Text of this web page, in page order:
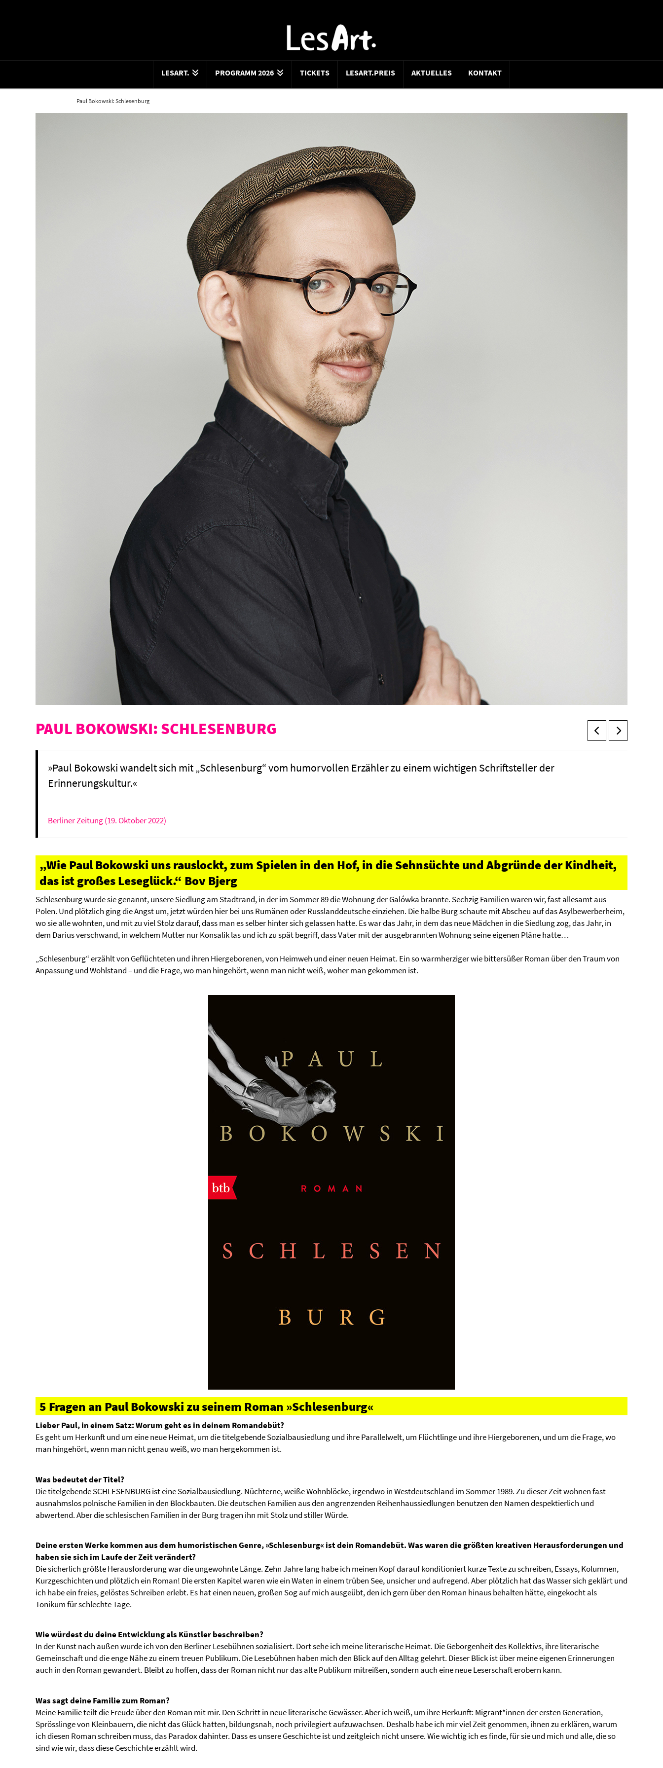
LESART. PROGRAMM 2026 TICKETS LESART.PREIS AKTUELLES KONTAKT
Paul Bokowski: Schlesenburg
PAUL BOKOWSKI: SCHLESENBURG
»Paul Bokowski wandelt sich mit „Schlesenburg“ vom humorvollen Erzähler zu einem wichtigen Schriftsteller der
Erinnerungskultur.«
Berliner Zeitung (19. Oktober 2022)
„Wie Paul Bokowski uns rauslockt, zum Spielen in den Hof, in die Sehnsüchte und Abgründe der Kindheit,
das ist großes Leseglück.“ Bov Bjerg
Schlesenburg wurde sie genannt, unsere Siedlung am Stadtrand, in der im Sommer 89 die Wohnung der Galówka brannte. Sechzig Familien waren wir, fast allesamt aus
Polen. Und plötzlich ging die Angst um, jetzt würden hier bei uns Rumänen oder Russlanddeutsche einziehen. Die halbe Burg schaute mit Abscheu auf das Asylbewerberheim,
wo sie alle wohnten, und mit zu viel Stolz darauf, dass man es selber hinter sich gelassen hatte. Es war das Jahr, in dem das neue Mädchen in die Siedlung zog, das Jahr, in
dem Darius verschwand, in welchem Mutter nur Konsalik las und ich zu spät begriff, dass Vater mit der ausgebrannten Wohnung seine eigenen Pläne hatte…
„Schlesenburg“ erzählt von Geflüchteten und ihren Hiergeborenen, von Heimweh und einer neuen Heimat. Ein so warmherziger wie bittersüßer Roman über den Traum von
Anpassung und Wohlstand – und die Frage, wo man hingehört, wenn man nicht weiß, woher man gekommen ist.
5 Fragen an Paul Bokowski zu seinem Roman »Schlesenburg«
Lieber Paul, in einem Satz: Worum geht es in deinem Romandebüt?
Es geht um Herkunft und um eine neue Heimat, um die titelgebende Sozialbausiedlung und ihre Parallelwelt, um Flüchtlinge und ihre Hiergeborenen, und um die Frage, wo
man hingehört, wenn man nicht genau weiß, wo man hergekommen ist.
Was bedeutet der Titel?
Die titelgebende SCHLESENBURG ist eine Sozialbausiedlung. Nüchterne, weiße Wohnblöcke, irgendwo in Westdeutschland im Sommer 1989. Zu dieser Zeit wohnen fast
ausnahmslos polnische Familien in den Blockbauten. Die deutschen Familien aus den angrenzenden Reihenhaussiedlungen benutzen den Namen despektierlich und
abwertend. Aber die schlesischen Familien in der Burg tragen ihn mit Stolz und stiller Würde.
Deine ersten Werke kommen aus dem humoristischen Genre, »Schlesenburg« ist dein Romandebüt. Was waren die größten kreativen Herausforderungen und
haben sie sich im Laufe der Zeit verändert?
Die sicherlich größte Herausforderung war die ungewohnte Länge. Zehn Jahre lang habe ich meinen Kopf darauf konditioniert kurze Texte zu schreiben, Essays, Kolumnen,
Kurzgeschichten und plötzlich ein Roman! Die ersten Kapitel waren wie ein Waten in einem trüben See, unsicher und aufregend. Aber plötzlich hat das Wasser sich geklärt und
ich habe ein freies, gelöstes Schreiben erlebt. Es hat einen neuen, großen Sog auf mich ausgeübt, den ich gern über den Roman hinaus behalten hätte, eingekocht als
Tonikum für schlechte Tage.
Wie würdest du deine Entwicklung als Künstler beschreiben?
In der Kunst nach außen wurde ich von den Berliner Lesebühnen sozialisiert. Dort sehe ich meine literarische Heimat. Die Geborgenheit des Kollektivs, ihre literarische
Gemeinschaft und die enge Nähe zu einem treuen Publikum. Die Lesebühnen haben mich den Blick auf den Alltag gelehrt. Dieser Blick ist über meine eigenen Erinnerungen
auch in den Roman gewandert. Bleibt zu hoffen, dass der Roman nicht nur das alte Publikum mitreißen, sondern auch eine neue Leserschaft erobern kann.
Was sagt deine Familie zum Roman?
Meine Familie teilt die Freude über den Roman mit mir. Den Schritt in neue literarische Gewässer. Aber ich weiß, um ihre Herkunft: Migrant*innen der ersten Generation,
Sprösslinge von Kleinbauern, die nicht das Glück hatten, bildungsnah, noch privilegiert aufzuwachsen. Deshalb habe ich mir viel Zeit genommen, ihnen zu erklären, warum
ich diesen Roman schreiben muss, das Paradox dahinter. Dass es unsere Geschichte ist und zeitgleich nicht unsere. Wie wichtig ich es finde, für sie und mich und alle, die so
sind wie wir, dass diese Geschichte erzählt wird.